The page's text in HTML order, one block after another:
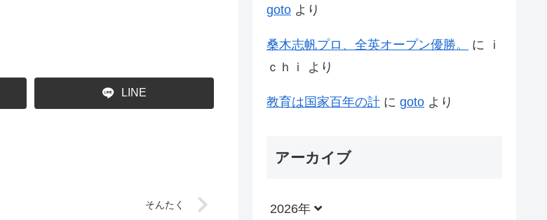
LINE
そんたく
goto より
桑木志帆プロ、全英オープン優勝。 に
ｉ
ｃｈｉ
より
教育は国家百年の計 に goto より
アーカイブ
2026年